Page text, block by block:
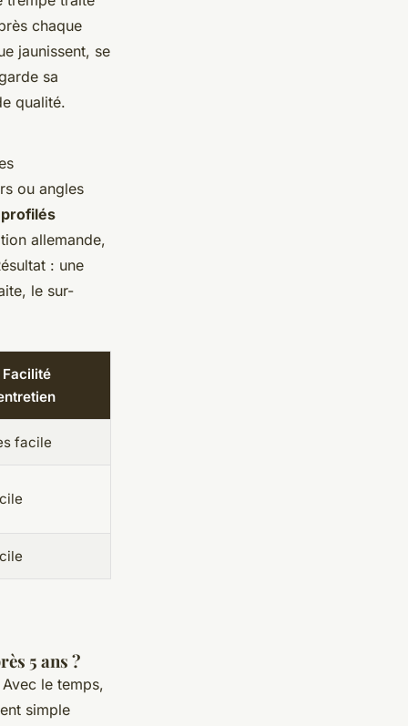
chaque
jaunissent, se
sa
qualité.
ou angles
profilés
allemande,
: une
le sur-
Facilité
facile
5 ans ?
le temps,
simple